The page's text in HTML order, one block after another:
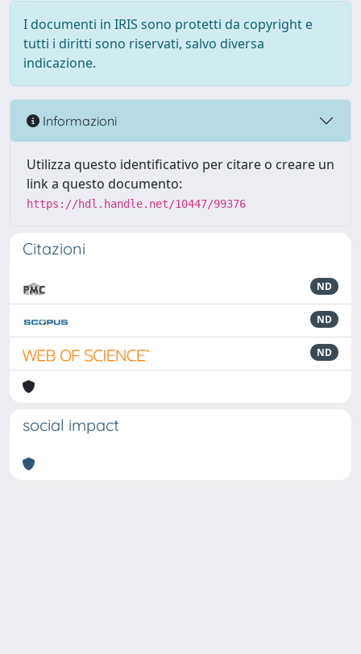
I documenti in IRIS sono protetti da copyright e
tutti i diritti sono riservati, salvo diversa
indicazione.
Informazioni
Utilizza questo identificativo per citare o creare un
link a questo documento:
https://hdl.handle.net/10447/99376
Citazioni
ND
ND
ND
social impact